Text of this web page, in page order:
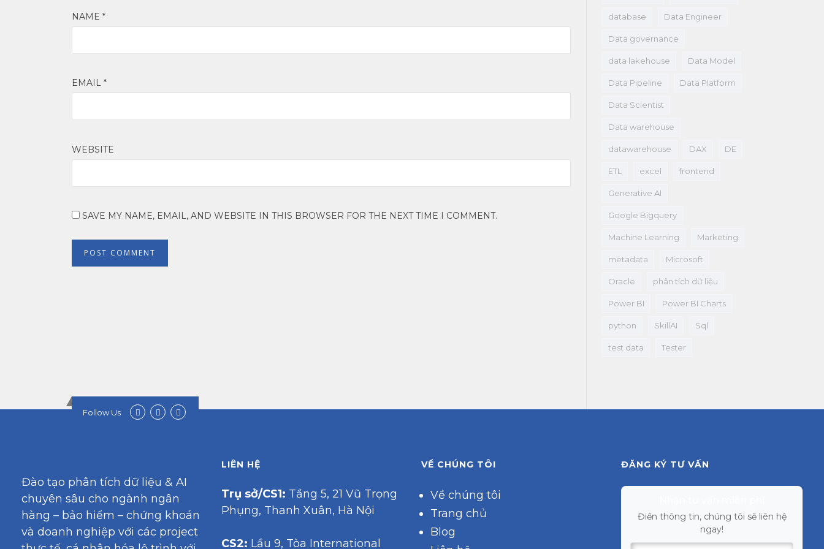
NAME *
EMAIL *
WEBSITE
SAVE MY NAME, EMAIL, AND WEBSITE IN THIS BROWSER FOR THE NEXT TIME I COMMENT.
database Data Engineer
Data governance
data lakehouse Data Model
Data Pipeline Data Platform
Data Scientist
Data warehouse
datawarehouse DAX DE
ETL excel frontend
Generative AI
Google Bigquery
Machine Learning Marketing
metadata Microsoft
Oracle phân tích dữ liệu
Power BI Power BI Charts
python SkillAI Sql
test data Tester
Follow Us
Đào tạo phân tích dữ liệu & AI
chuyên sâu cho ngành ngân
hàng – bảo hiểm – chứng khoán
và doanh nghiệp với các project
LIÊN HỆ
Trụ sở/CS1: Tầng 5, 21 Vũ Trọng
Phụng, Thanh Xuân, Hà Nội
CS2: Lầu 9, Tòa International
VỀ CHÚNG TÔI
Về chúng tôi
Trang chủ
Blog
ĐĂNG KÝ TƯ VẤN
Điền thông tin, chúng tôi sẽ liên hệ
ngay!